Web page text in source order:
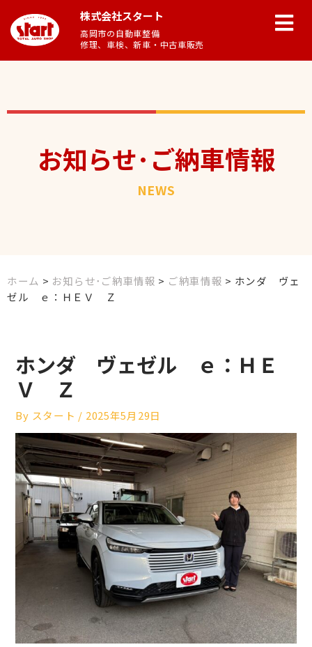
株式会社スタート
高岡市の自動車整備
修理、車検、新車・中古車販売
お知らせ･ご納車情報
NEWS
ホーム > お知らせ･ご納車情報 > ご納車情報 > ホンダ ヴェ
ゼル ｅ：ＨＥＶ Ｚ
ホンダ ヴェゼル ｅ：ＨＥ
Ｖ Ｚ
By スタート / 2025年5月29日